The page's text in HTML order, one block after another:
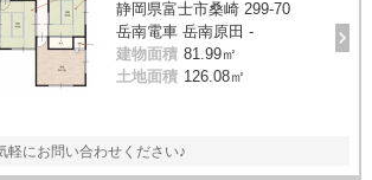
静岡県富士市桑崎 299-70
岳南電車 岳南原田 -
建物面積 81.99㎡
土地面積 126.08㎡
軽にお問い合わせください♪